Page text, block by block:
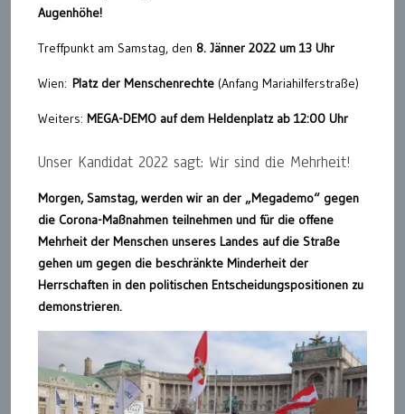
Augenhöhe!
Treffpunkt am Samstag, den 8. Jänner 2022 um 13 Uhr
Wien: Platz der Menschenrechte (Anfang Mariahilferstraße)
Weiters: MEGA-DEMO auf dem Heldenplatz ab 12:00 Uhr
Unser Kandidat 2022 sagt: Wir sind die Mehrheit!
Morgen, Samstag, werden wir an der „Megademo“ gegen
die Corona-Maßnahmen teilnehmen und für die offene
Mehrheit der Menschen unseres Landes auf die Straße
gehen um gegen die beschränkte Minderheit der
Herrschaften in den politischen Entscheidungspositionen zu
demonstrieren.